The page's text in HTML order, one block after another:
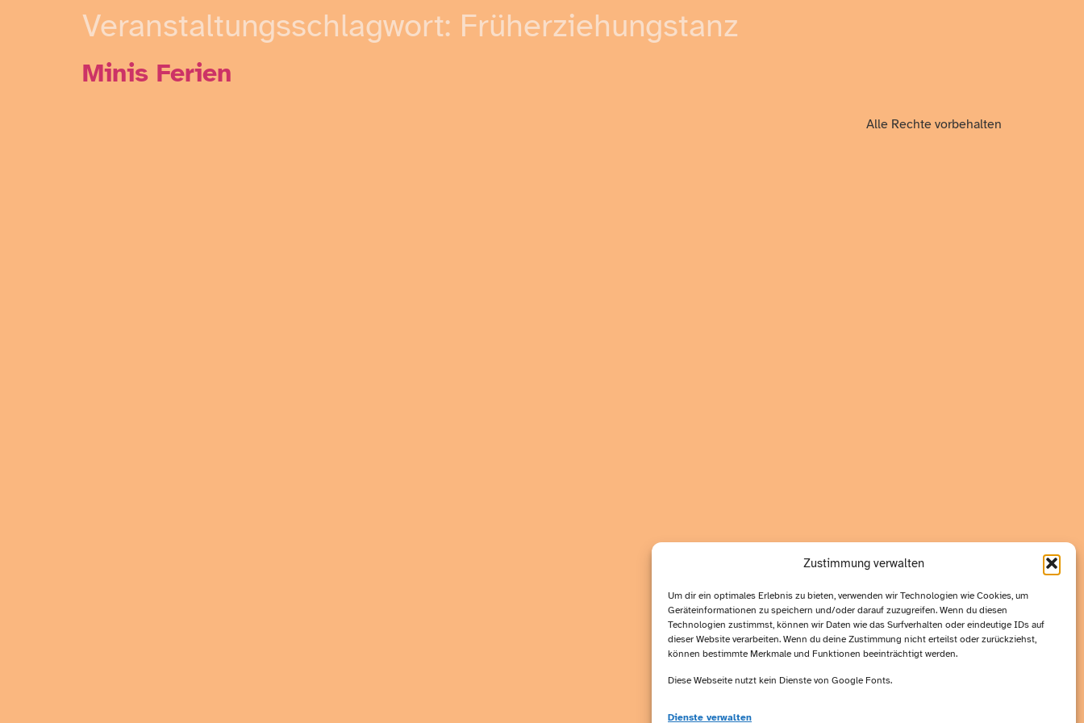
Zustimmung verwalten
Um dir ein optimales Erlebnis zu bieten, verwenden wir Technologien wie Cookies, um
Geräteinformationen zu speichern und/oder darauf zuzugreifen. Wenn du diesen
Technologien zustimmst, können wir Daten wie das Surfverhalten oder eindeutige IDs auf
dieser Website verarbeiten. Wenn du deine Zustimmung nicht erteilst oder zurückziehst,
können bestimmte Merkmale und Funktionen beeinträchtigt werden.
Diese Webseite nutzt kein Dienste von Google Fonts.
Dienste verwalten
Veranstaltungsschlagwort: Früherziehungstanz
Minis Ferien
Alle Rechte vorbehalten